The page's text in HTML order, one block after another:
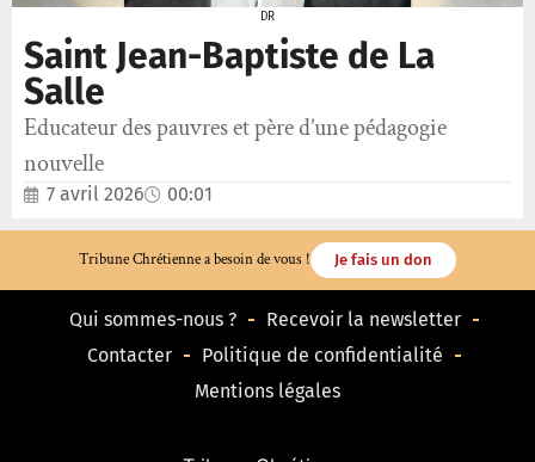
DR
Saint Jean-Baptiste de La
Salle
Educateur des pauvres et père d’une pédagogie
nouvelle
7 avril 2026 00:01
Tribune Chrétienne a besoin de vous ! Je fais un don
Qui sommes-nous ?
Recevoir la newsletter
Contacter
Politique de confidentialité
Mentions légales